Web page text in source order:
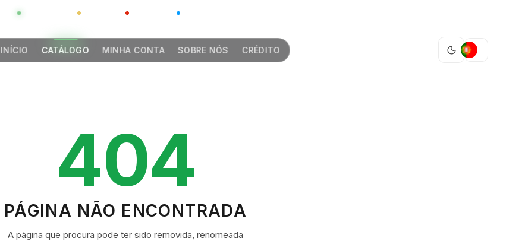
GLOBAL CHINA
INÍCIO CATÁLOGO MINHA CONTA SOBRE NÓS CRÉDITO
404
PÁGINA NÃO ENCONTRADA
A página que procura pode ter sido removida, renomeada